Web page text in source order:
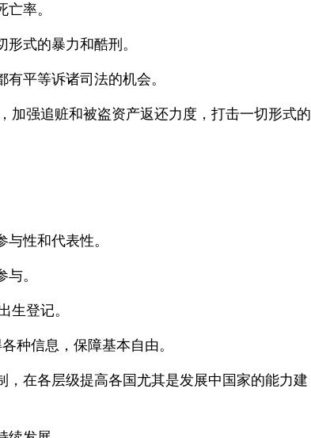
率。
式的暴力和酷刑。
平等诉诸司法的机会。
加强追赃和被盗资产返还力度，打击一切形式的
性和代表性。
。
生登记。
种信息，保障基本自由。
在各层级提高各国尤其是发展中国家的能力建